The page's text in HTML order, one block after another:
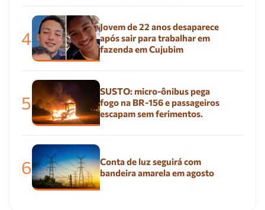
4
Jovem de 22 anos desaparece
após sair para trabalhar em
fazenda em Cujubim
5
SUSTO: micro-ônibus pega
fogo na BR-156 e passageiros
escapam sem ferimentos.
6
Conta de luz seguirá com
bandeira amarela em agosto